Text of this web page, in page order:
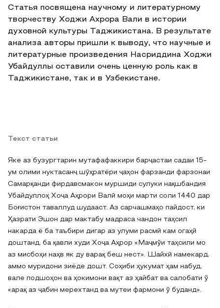
Статья посвящена научному и литературному
творчеству Ходжи Ахрора Вали в истории
духовной культуры Таджикистана. В результате
анализа авторы пришли к выводу, что научные и
литературные произведения Насриддина Ходжи
Убайдуллы оставили очень ценную роль как в
Таджикистане, так и в Узбекистане.
Текст статьи
Яке аз бузургтарин мутафафаккири барҷастаи садаи 15-
ум олими нуктасанҷ шӯҳратёри ҷаҳон фарзанди фарзонаи
Самарқанди фирдавсмакон муршиди сулуки нақшбандия
Убайдуллоҳ Хоҷа Аҳрори Валӣ моҳи марти соли 1440 дар
Боғистон таваллуд шудааст. Аз сарчашмаҳо пайдост, ки
Ҳазрати Эшон дар мактабу мадраса чандон таҳсил
накарда ё ба таъбири дигар аз улуми расмӣ кам огаҳӣ
доштанд, ба қавли худи Хоҷа Аҳрор «Маҷмўи таҳсили мо
аз мисбоҳи наҳв як ду варақ беш нест». Шайхӣ намекард,
аммо муридони зиёде дошт. Соҳиби ҳукумат ҳам набуд,
вале подшоҳон ва ҳокимони вақт аз ҳайбат ва салобати ў
«арақ аз ҷабин мерехтанд ва мутеи фармони ў буданд».